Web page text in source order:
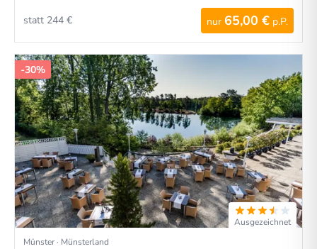
nur 65,00 € p.P.
statt 244 €
-30%
Ausgezeichnet
Münster · Münsterland